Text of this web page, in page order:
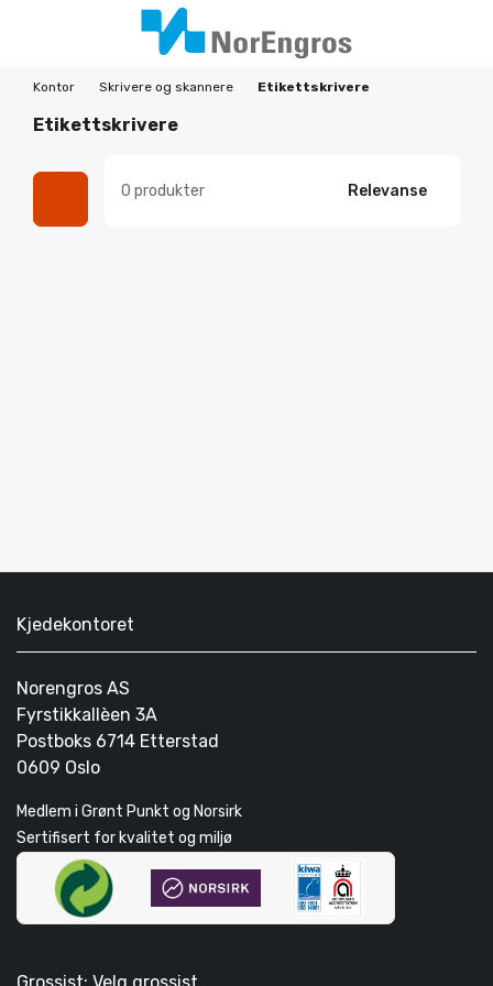
Kontor Skrivere og skannere Etikettskrivere
Etikettskrivere
0 produkter Relevanse
Kjedekontoret
Norengros AS
Fyrstikkallèen 3A
Postboks 6714 Etterstad
0609 Oslo
Medlem i Grønt Punkt og Norsirk
Sertifisert for kvalitet og miljø